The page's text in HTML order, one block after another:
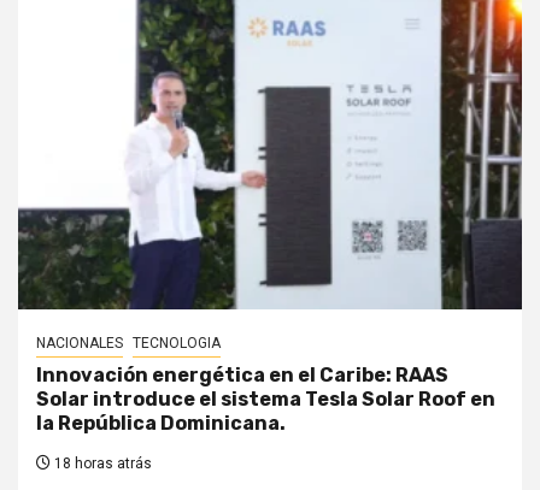
NACIONALES TECNOLOGIA
Innovación energética en el Caribe: RAAS
Solar introduce el sistema Tesla Solar Roof en
la República Dominicana.
18 horas atrás